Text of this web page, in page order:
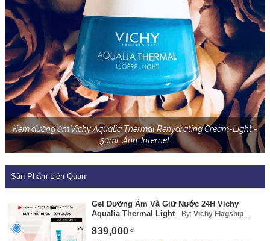
Kem dưỡng ẩm Vichy Aqualia Thermal Rehydrating Cream-Light -
50ml. Ảnh: Internet
Sản Phẩm Liên Quan
Gel Dưỡng Ẩm Và Giữ Nước 24H Vichy
Aqualia Thermal Light
By:Vichy Flagship
839,000